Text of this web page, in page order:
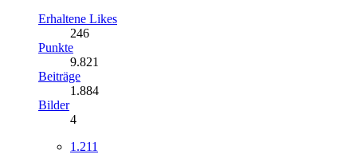
Erhaltene Likes
246
Punkte
9.821
Beiträge
1.884
Bilder
4
1.211